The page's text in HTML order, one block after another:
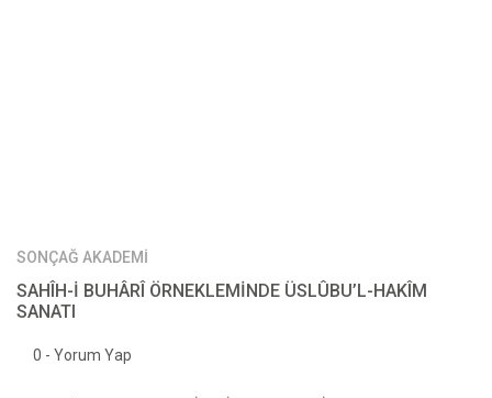
SONÇAĞ AKADEMİ
SAHÎH-İ BUHÂRÎ ÖRNEKLEMİNDE ÜSLÛBU’L-HAKÎM
SANATI
0 - Yorum Yap